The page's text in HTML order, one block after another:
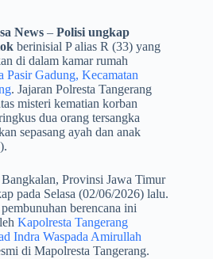
News – Polisi ungkap
berinisial P alias R (33) yang
di dalam kamar rumah
Pasir Gadung, Kecamatan
. Jajaran Polresta Tangerang
misteri kematian korban
dua orang tersangka
sepasang ayah dan anak
Provinsi Jawa Timur
pada Selasa (02/06/2026) lalu.
berencana ini
Kapolresta Tangerang
Indra Waspada Amirullah
di Mapolresta Tangerang.